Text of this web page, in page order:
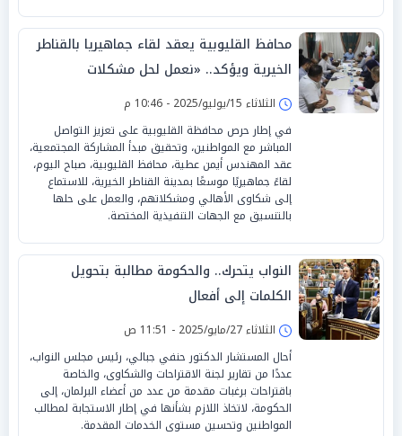
محافظ القليوبية يعقد لقاء جماهيريا بالقناطر
الخيرية ويؤكد.. «نعمل لحل مشكلات
المواطنين»
الثلاثاء 15/يوليو/2025 - 10:46 م
في إطار حرص محافظة القليوبية على تعزيز التواصل
المباشر مع المواطنين، وتحقيق مبدأ المشاركة المجتمعية،
عقد المهندس أيمن عطية، محافظ القليوبية، صباح اليوم،
لقاءً جماهيريًا موسعًا بمدينة القناطر الخيرية، للاستماع
إلى شكاوى الأهالي ومشكلاتهم، والعمل على حلها
بالتنسيق مع الجهات التنفيذية المختصة.
النواب يتحرك.. والحكومة مطالبة بتحويل
الكلمات إلى أفعال
الثلاثاء 27/مايو/2025 - 11:51 ص
أحال المستشار الدكتور حنفي جبالي، رئيس مجلس النواب،
عددًا من تقارير لجنة الاقتراحات والشكاوى، والخاصة
باقتراحات برغبات مقدمة من عدد من أعضاء البرلمان، إلى
الحكومة، لاتخاذ اللازم بشأنها في إطار الاستجابة لمطالب
المواطنين وتحسين مستوى الخدمات المقدمة.